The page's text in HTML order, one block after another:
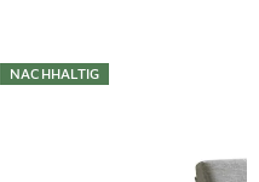
NACHHALTIG